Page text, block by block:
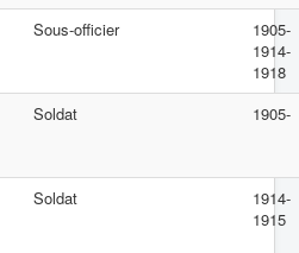
Sous-officier
1905-
1914-
1918
Soldat 1905-
Soldat
1914-
1915